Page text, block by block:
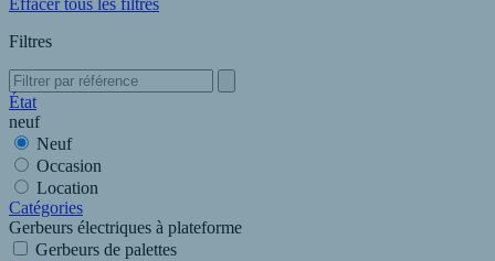
Effacer tous les filtres
Filtres
État
neuf
Neuf
Occasion
Location
Catégories
Gerbeurs électriques à plateforme
Gerbeurs de palettes